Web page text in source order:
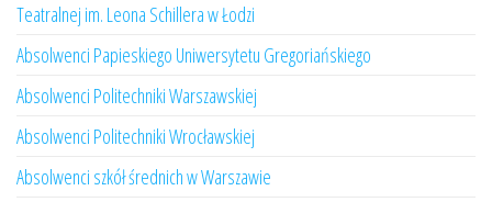
Teatralnej im. Leona Schillera w Łodzi
Absolwenci Papieskiego Uniwersytetu Gregoriańskiego
Absolwenci Politechniki Warszawskiej
Absolwenci Politechniki Wrocławskiej
Absolwenci szkół średnich w Warszawie